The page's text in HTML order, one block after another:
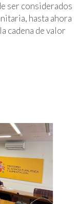
ser considerados
hasta ahora
cadena de valor